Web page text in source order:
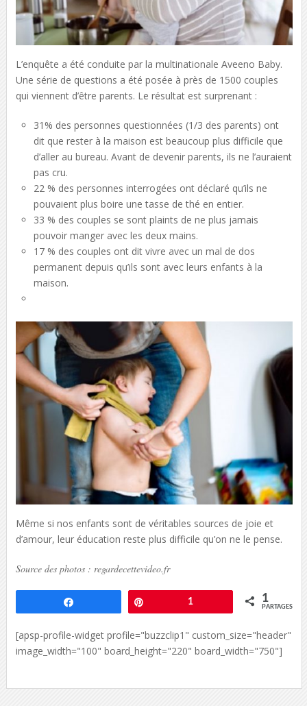
L’enquête a été conduite par la multinationale Aveeno Baby.
Une série de questions a été posée à près de 1500 couples
qui viennent d’être parents. Le résultat est surprenant :
31% des personnes questionnées (1/3 des parents) ont
dit que rester à la maison est beaucoup plus difficile que
d’aller au bureau. Avant de devenir parents, ils ne l’auraient
pas cru.
22 % des personnes interrogées ont déclaré qu’ils ne
pouvaient plus boire une tasse de thé en entier.
33 % des couples se sont plaints de ne plus jamais
pouvoir manger avec les deux mains.
17 % des couples ont dit vivre avec un mal de dos
permanent depuis qu’ils sont avec leurs enfants à la
maison.
Même si nos enfants sont de véritables sources de joie et
d’amour, leur éducation reste plus difficile qu’on ne le pense.
Source des photos : regardecettevideo.fr
1 1
PARTAGES
[apsp-profile-widget profile="buzzclip1" custom_size="header"
image_width="100" board_height="220" board_width="750"]